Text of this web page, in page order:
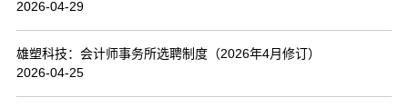
2026-04-29
雄塑科技：会计师事务所选聘制度（2026年4月修订）
2026-04-25